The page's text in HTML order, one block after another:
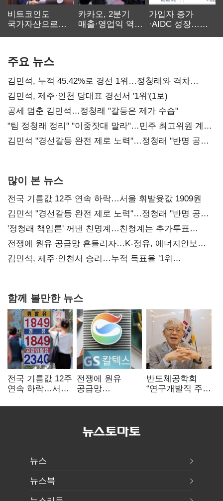
비트코인도
국가자산으로…'
카카오, 2분기
매출·영업익 역대
가입자 증가
·AIDC 성장…
주요 뉴스
김민석, 누적 45.42%로 경선 1위…정청래와 격차
0.86%p(2보)
김민석, 제주·인천 당대표 경선서 '1위'(1보)
공세 멈춘 김민석…정청래 "갈등은 제가 수습"
"팀 정청래 정리" "이중잣대 말라"…민주 최고위원 계파
다툼 격화
김민석 "경선갈등 완전 제로 노력"…정청래 "반명 공세
많이 본 뉴스
전국 기름값 12주 연속 하락…서울 휘발윳값 1909원
김민석 "경선갈등 완전 제로 노력"…정청래 "반명 공세
사과부터"
'정청래 책임론' 꺼낸 친명계…친청계는 추가투표
때리기
전쟁에 원유 공급망 흔들리자…K-정유, 에너지안보
핵심으로 재부상
김민석, 제주·인천서 승리…누적 득표율 '1위
함께 볼만한 뉴스
전국 기름값 12주
연속 하락…서울
전쟁에 원유
공급망
정유, 에너지안보
반도체공학회
“연구개발직 주
개선해야”
뉴스
뉴스북